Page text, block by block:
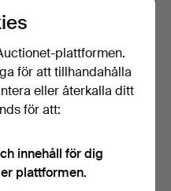
in
här
plattformen.
för att tillhandahålla
eller återkalla ditt
för att:
innehåll för dig
plattformen.